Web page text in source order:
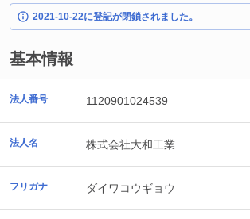
2021-10-22に登記が閉鎖されました。
基本情報
法人番号 1120901024539
法人名 株式会社大和工業
フリガナ ダイワコウギョウ